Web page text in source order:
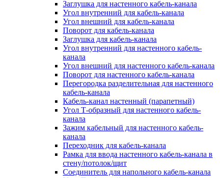
Заглушка для настенного кабель-канала
Угол внутренний для кабель-канала
Угол внешний для кабель-канала
Поворот для кабель-канала
Заглушка для кабель-канала
Угол внутренний для настенного кабель-
канала
Угол внешний для настенного кабель-канала
Поворот для настенного кабель-канала
Перегородка разделительная для настенного
кабель-канала
Кабель-канал настенный (парапетный)
Угол Т-образный для настенного кабель-
канала
Зажим кабельный для настенного кабель-
канала
Переходник для кабель-канала
Рамка для ввода настенного кабель-канала в
стену/потолок/щит
Соединитель для напольного кабель-канала